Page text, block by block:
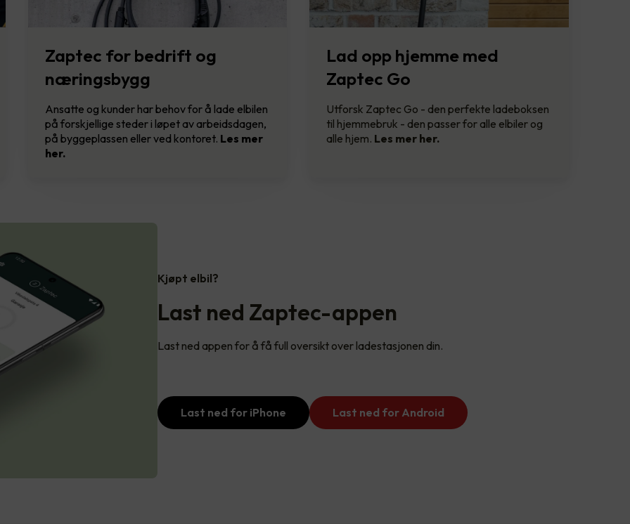
Zaptec for bedrift og
næringsbygg
Ansatte og kunder har behov for å lade elbilen
på forskjellige steder i løpet av arbeidsdagen,
på byggeplassen eller ved kontoret. Les mer
her.
Lad opp hjemme med
Zaptec Go
Utforsk Zaptec Go - den perfekte ladeboksen
til hjemmebruk - den passer for alle elbiler og
alle hjem. Les mer her.
Kjøpt elbil?
Last ned Zaptec-appen
Last ned appen for å få full oversikt over ladestasjonen din.
Last ned for iPhone Last ned for Android